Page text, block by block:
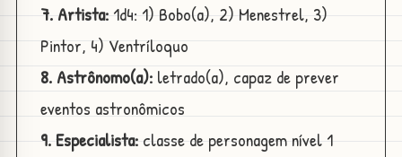
7. Artista:1d4: 1) Bobo(a), 2) Menestrel, 3)
Pintor, 4) Ventríloquo
8. Astrônomo(a):letrado(a), capaz de prever
eventos astronômicos
9. Especialista:classe de personagem nível 1